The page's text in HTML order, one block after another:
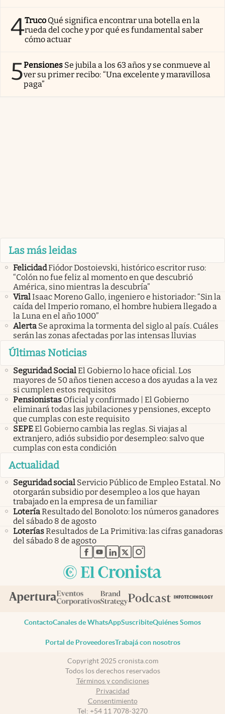
4Truco Qué significa encontrar una botella en la
rueda del coche y por qué es fundamental saber
cómo actuar
5Pensiones Se jubila a los 63 años y se conmueve al
ver su primer recibo: “Una excelente y maravillosa
paga”
Las más leidas
FelicidadFiódor Dostoievski, histórico escritor ruso:
“Colón no fue feliz al momento en que descubrió
América, sino mientras la descubría”
ViralIsaac Moreno Gallo, ingeniero e historiador: “Sin la
caída del Imperio romano, el hombre hubiera llegado a
la Luna en el año 1000”
Alerta Se aproxima la tormenta del siglo al país. Cuáles
serán las zonas afectadas por las intensas lluvias
Últimas Noticias
Seguridad SocialEl Gobierno lo hace oficial. Los
mayores de 50 años tienen acceso a dos ayudas a la vez
si cumplen estos requisitos
Pensionistas Oficial y confirmado | El Gobierno
eliminará todas las jubilaciones y pensiones, excepto
que cumplas con este requisito
SEPEEl Gobierno cambia las reglas. Si viajas al
extranjero, adiós subsidio por desempleo: salvo que
cumplas con esta condición
Actualidad
Seguridad social Servicio Público de Empleo Estatal. No
otorgarán subsidio por desempleo a los que hayan
trabajado en la empresa de un familiar
LoteríaResultado del Bonoloto: los números ganadores
del sábado 8 de agosto
LoteríasResultados de La Primitiva: las cifras ganadoras
del sábado 8 de agosto
abre en nueva pestaña
abre en nueva pestaña
abre en nueva pestaña
abre en nueva pestaña
abre en nueva pestaña
ContactoCanales de WhatsAppSuscribiteQuiénes Somos
Portal de ProveedoresTrabajá con nosotros
Copyright 2025 cronista.com
Todos los derechos reservados
Términos y condiciones
Privacidad
Consentimiento
Tel: +54 11 7078-3270